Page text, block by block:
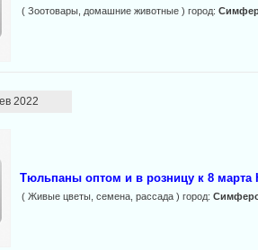
( Зоотовары, домашние животные ) город:
2022
Тюльпаны оптом и в розницу к 8 марта
( Живые цветы, семена, рассада ) город: